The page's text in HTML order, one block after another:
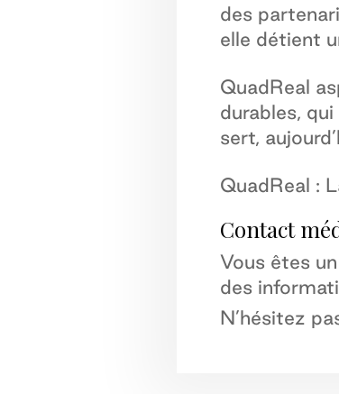
des
elle détient
QuadReal
durables,
sert,
QuadReal :
Contact
Vous êtes
des
N’hésitez